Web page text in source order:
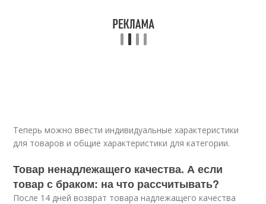
Теперь можно ввести индивидуальные характеристики
для товаров и общие характеристики для категории.
Товар ненадлежащего качества. А если
товар с браком: на что рассчитывать?
После 14 дней возврат товара надлежащего качества